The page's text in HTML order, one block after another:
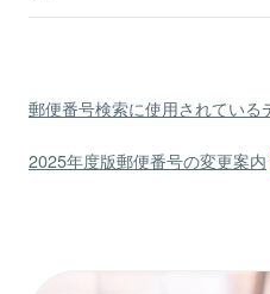
郵便番号検索に使用されている
2025年度版郵便番号の変更案内